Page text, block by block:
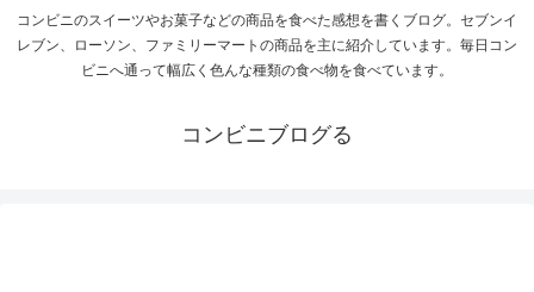
コンビニのスイーツやお菓子などの商品を食べた感想を書くブログ。セブンイ
レブン、ローソン、ファミリーマートの商品を主に紹介しています。毎日コン
ビニへ通って幅広く色んな種類の食べ物を食べています。
コンビニブログる